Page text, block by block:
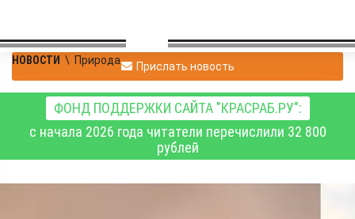
НОВОСТИ \ Природа Прислать новость
ФОНД ПОДДЕРЖКИ САЙТА "КРАСРАБ.РУ":
с начала 2026 года читатели перечислили 32 800
рублей